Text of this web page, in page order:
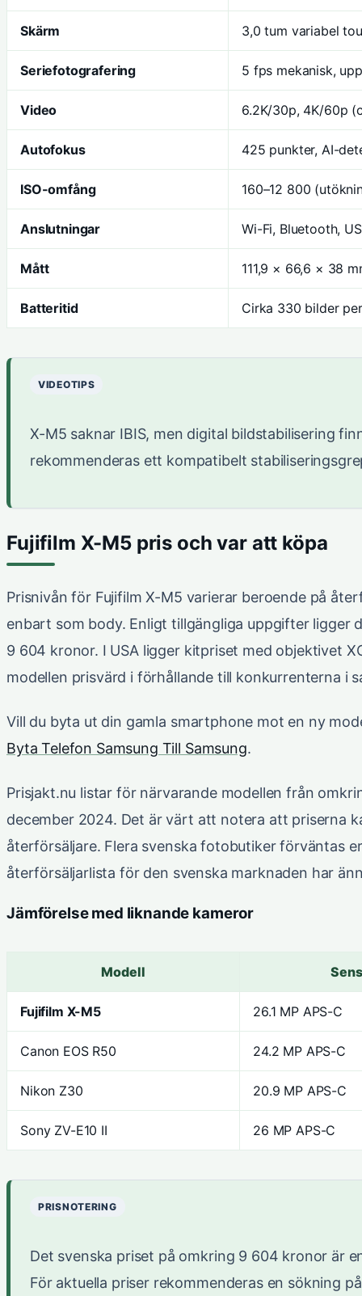
Skärm 3,0 tum variabel
Seriefotografering 5 fps mekanisk,
Video 6.2K/30p, 4K/60p
Autofokus 425 punkter, AI-
ISO-omfång 160–12 800
Anslutningar Wi-Fi, Bluetooth,
Mått 111,9 × 66,6 × 38
Batteritid Cirka 330 bilder
VIDEOTIPS
X-M5 saknar IBIS, men digital bildstabilisering
rekommenderas ett kompatibelt
Fujifilm X-M5 pris och var att köpa
Prisnivån för Fujifilm X-M5 varierar beroende på
enbart som body. Enligt tillgängliga uppgifter ligger
9 604 kronor. I USA ligger kitpriset med objektivet
modellen prisvärd i förhållande till konkurrenterna i
Vill du byta ut din gamla smartphone mot en ny
Byta Telefon Samsung Till Samsung.
Prisjakt.nu listar för närvarande modellen från
december 2024. Det är värt att notera att priserna
återförsäljare. Flera svenska fotobutiker förväntas
återförsäljarlista för den svenska marknaden har
Jämförelse med liknande kameror
Modell
Fujifilm X-M5 26.1 MP APS-C
Canon EOS R50 24.2 MP APS-C
Nikon Z30 20.9 MP APS-C
Sony ZV-E10 II 26 MP APS-C
PRISNOTERING
Det svenska priset på omkring 9 604 kronor är
För aktuella priser rekommenderas en sökning